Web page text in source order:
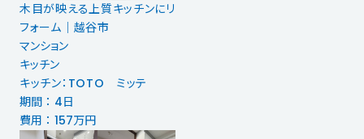
木目が映える上質キッチンにリ
フォーム｜越谷市
マンション
キッチン
キッチン：TOTO ミッテ
期間 ： 4日
費用 ： 157万円